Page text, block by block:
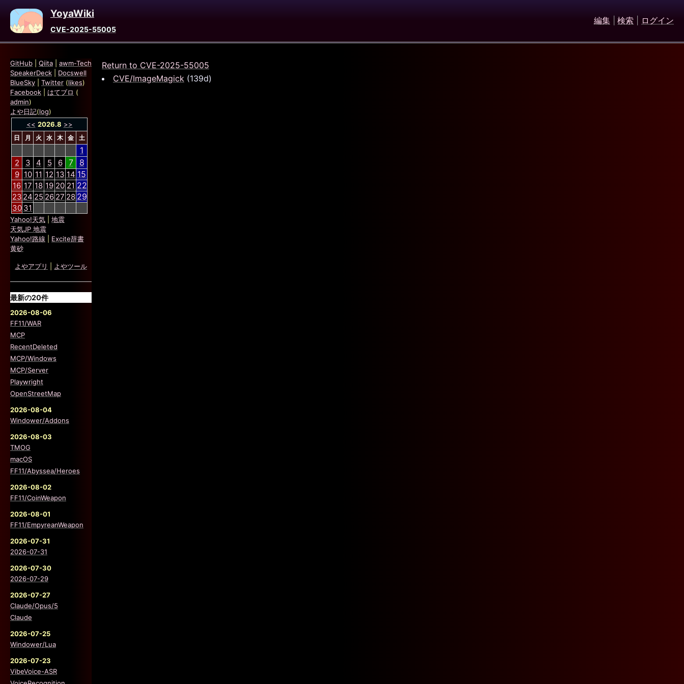
YoyaWiki
CVE-2025-55005
編集 検索 ログイン
Return to CVE-2025-55005
CVE/ImageMagick (139d)
GitHub Qiita
awm-Tech
SpeakerDeck
Docswell
BlueSky
Twitter (likes)
Facebook
はてブロ (
admin)
よや日記(log)
<< 2026.8 >>
日 月 火 水 木 金 土
1
2 3 4 5 6 7 8
9 10 11 12 13 14 15
16 17 18 19 20 21 22
23 24 25 26 27 28 29
30 31
Yahoo!天気
地震
天気JP 地震
Yahoo!路線
Excite辞書
黄砂
よやアプリ よやツール
最新の20件
2026-08-06
FF11/WAR
MCP
RecentDeleted
MCP/Windows
MCP/Server
Playwright
OpenStreetMap
2026-08-04
Windower/Addons
2026-08-03
TMOG
macOS
FF11/Abyssea/Heroes
2026-08-02
FF11/CoinWeapon
2026-08-01
FF11/EmpyreanWeapon
2026-07-31
2026-07-31
2026-07-30
2026-07-29
2026-07-27
Claude/Opus/5
Claude
2026-07-25
Windower/Lua
2026-07-23
VibeVoice-ASR